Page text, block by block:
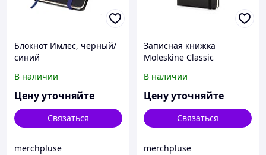
Блокнот Имлес, черный/
синий
В наличии
Цену уточняйте
Связаться
merchpluse
Записная книжка
Moleskine Classic
твердой обложке, Pocket
(9x14см), черный
В наличии
Цену уточняйте
Связаться
merchpluse